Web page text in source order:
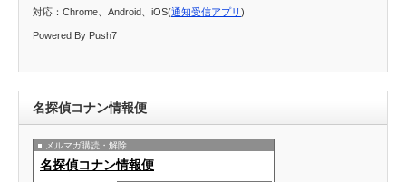
対応：Chrome、Android、iOS(通知受信アプリ )
Powered By Push7
名探偵コナン情報便
メルマガ購読・解除
名探偵コナン情報便